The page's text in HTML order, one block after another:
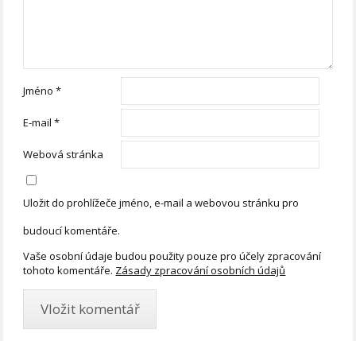
Jméno*
E-mail*
Webová stránka
Uložit do prohlížeče jméno, e-mail a webovou stránku pro
budoucí komentáře.
Vaše osobní údaje budou použity pouze pro účely zpracování
tohoto komentáře. Zásady zpracování osobních údajů